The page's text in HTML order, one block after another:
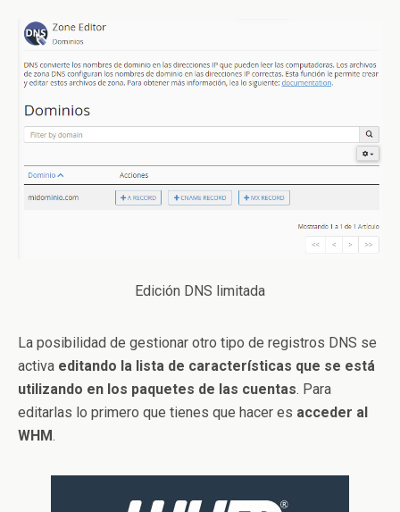
Edición DNS limitada
La posibilidad de gestionar otro tipo de registros DNS se
activa editando la lista de características que se está
utilizando en los paquetes de las cuentas. Para
editarlas lo primero que tienes que hacer es acceder al
WHM.